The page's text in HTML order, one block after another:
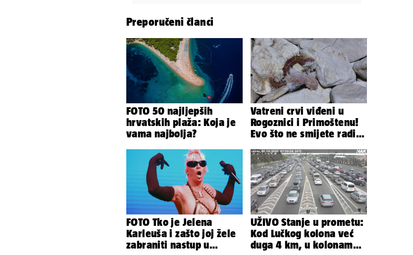
Preporučeni članci
FOTO 50 najljepših
hrvatskih plaža: Koja je
vama najbolja?
Vatreni crvi viđeni u
Rogoznici i Primoštenu!
Evo što ne smijete raditi
FOTO Tko je Jelena
Karleuša i zašto joj žele
zabraniti nastup u
UŽIVO Stanje u prometu:
Kod Lučkog kolona već
duga 4 km, u kolonama